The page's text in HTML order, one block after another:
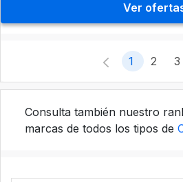
Ver
1 2 3
Consulta también nuestro
marcas de todos los tipos de